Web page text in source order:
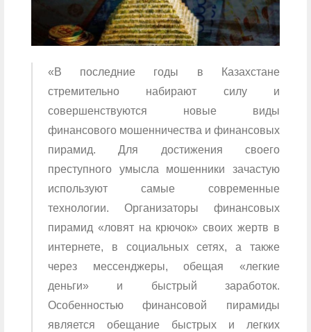
«В последние годы в Казахстане
стремительно набирают силу и
совершенствуются новые виды
финансового мошенничества и финансовых
пирамид. Для достижения своего
преступного умысла мошенники зачастую
используют самые современные
технологии. Организаторы финансовых
пирамид «ловят на крючок» своих жертв в
интернете, в социальных сетях, а также
через мессенджеры, обещая «легкие
деньги» и быстрый заработок.
Особенностью финансовой пирамиды
является обещание быстрых и легких